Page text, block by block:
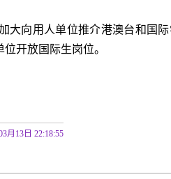
大向用人单位推介港澳台和国
开放国际生岗位。
月13日 22:18:55